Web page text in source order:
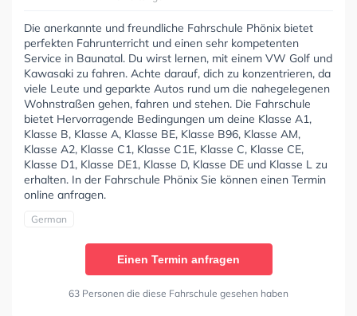
Die anerkannte und freundliche Fahrschule Phönix bietet
perfekten Fahrunterricht und einen sehr kompetenten
Service in Baunatal. Du wirst lernen, mit einem VW Golf und
Kawasaki zu fahren. Achte darauf, dich zu konzentrieren, da
viele Leute und geparkte Autos rund um die nahegelegenen
Wohnstraßen gehen, fahren und stehen. Die Fahrschule
bietet Hervorragende Bedingungen um deine Klasse A1,
Klasse B, Klasse A, Klasse BE, Klasse B96, Klasse AM,
Klasse A2, Klasse C1, Klasse C1E, Klasse C, Klasse CE,
Klasse D1, Klasse DE1, Klasse D, Klasse DE und Klasse L zu
erhalten. In der Fahrschule Phönix Sie können einen Termin
online anfragen.
German
Einen Termin anfragen
63 Personen die diese Fahrschule gesehen haben